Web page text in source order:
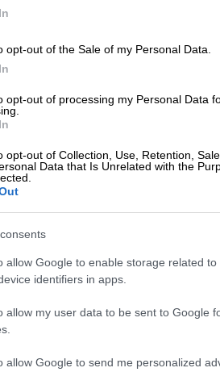
opt-out of the Sale of my Personal Data.
opt-out of processing my Personal Data
opt-out of Collection, Use, Retention,
Data that Is Unrelated with the
allow Google to enable storage related
identifiers in apps.
allow my user data to be sent to Google
allow Google to send me personalized
την Τρίτη 23
2021 βροχές και τοπικές
Ελλάδα, οι
θα επεκταθούν
και πιθανόν στην Κρήτη. Οι
ενώ υπάρχει πιθανότητα
νωρίς το πρωί η ορατότητα
και υπάρχει
Μακεδονία από -1 έως 13-
17, στην Ήπειρο από 3
στα υπόλοιπα
έως 18 και στα νησιωτικά
βαθμούς Κελσίου.